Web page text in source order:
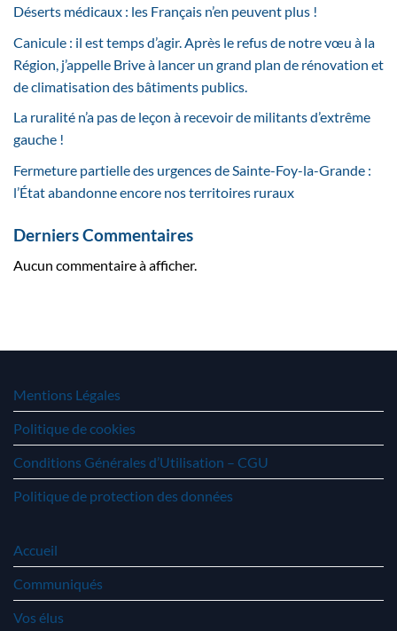
Déserts médicaux : les Français n’en peuvent plus !
Canicule : il est temps d’agir. Après le refus de notre vœu à la
Région, j’appelle Brive à lancer un grand plan de rénovation et
de climatisation des bâtiments publics.
La ruralité n’a pas de leçon à recevoir de militants d’extrême
gauche !
Fermeture partielle des urgences de Sainte-Foy-la-Grande :
l’État abandonne encore nos territoires ruraux
Derniers Commentaires
Aucun commentaire à afficher.
Mentions Légales
Politique de cookies
Conditions Générales d’Utilisation – CGU
Politique de protection des données
Accueil
Communiqués
Vos élus